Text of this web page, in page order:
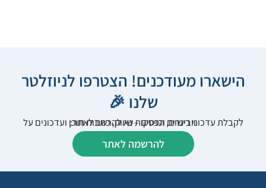
הישארו מעודכנים! הצטרפו לניוזלטר
שלנו 🎉
לקבלת עדכוני רישום, הפסקות שיווק, כתבות תוכן ועדכונים על וובינרים וכנסים – נא להרשם לאתר:
להרשמה לאתר